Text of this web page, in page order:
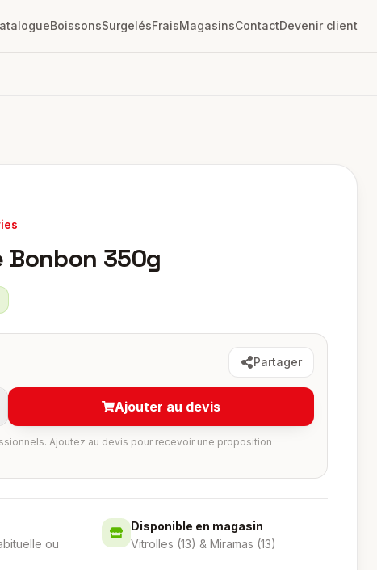
BoissonsSurgelésFraisMagasinsContactDevenir client
Bonbon 350g
Partager
Ajouter au devis
Ajoutez au devis pour recevoir une proposition
ou
Disponible en magasin
Vitrolles (13) & Miramas (13)